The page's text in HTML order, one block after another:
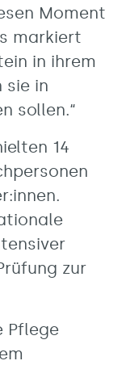
Moment
markiert
in ihrem
sie in
sollen.“
14
zur
Pflege